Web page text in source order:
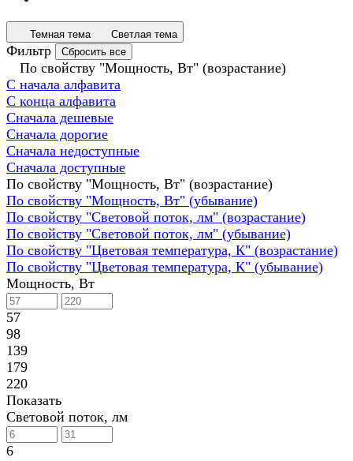
Темная тема Светлая тема
Фильтр Сбросить все
По свойству "Мощность, Вт" (возрастание)
С начала алфавита
С конца алфавита
Сначала дешевые
Сначала дорогие
Сначала недоступные
Сначала доступные
По свойству "Мощность, Вт" (возрастание)
По свойству "Мощность, Вт" (убывание)
По свойству "Световой поток, лм" (возрастание)
По свойству "Световой поток, лм" (убывание)
По свойству "Цветовая температура, К" (возрастание)
По свойству "Цветовая температура, К" (убывание)
Мощность, Вт
57
98
139
179
220
Показать
Световой поток, лм
6